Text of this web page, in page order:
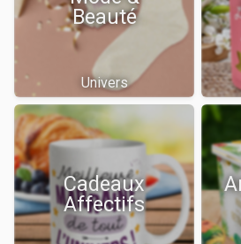
Beauté
Univers
Cadeaux
Affectifs